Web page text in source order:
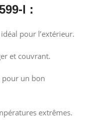
l :
pour l’extérieur.
et couvrant.
pour un bon
extrêmes.